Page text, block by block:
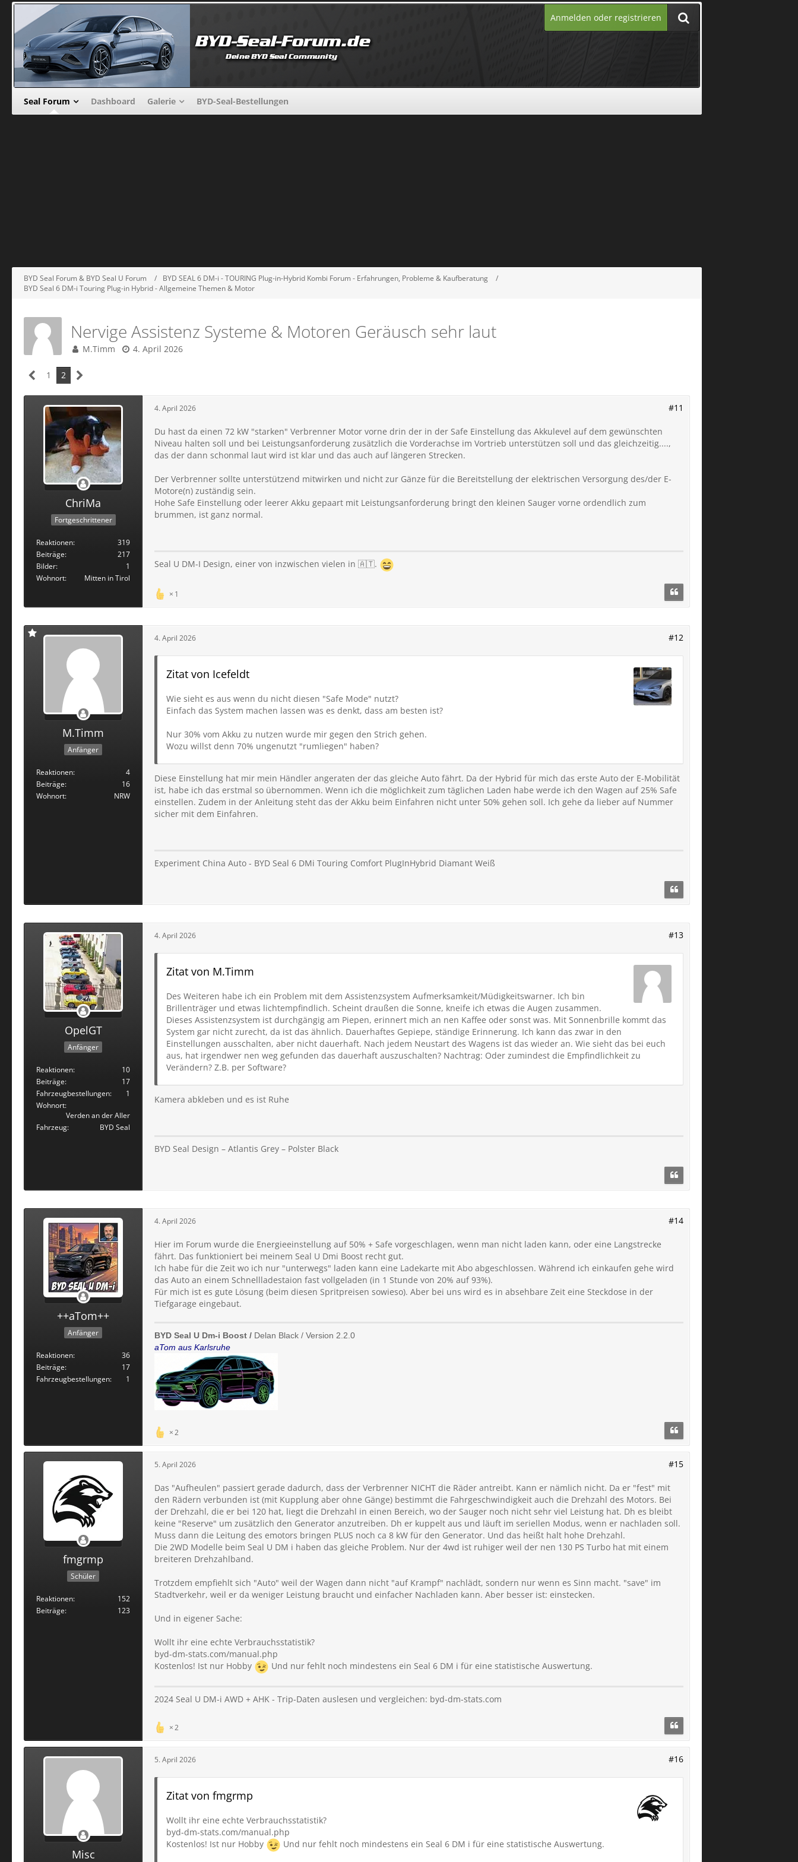
Anmelden oder registrieren
Seal Forum Dashboard Galerie BYD-Seal-Bestellungen
BYD Seal Forum & BYD Seal U Forum
BYD SEAL 6 DM-i - TOURING Plug-in-Hybrid Kombi Forum - Erfahrungen, Probleme & Kaufberatung
BYD Seal 6 DM-i Touring Plug-in Hybrid - Allgemeine Themen & Motor
Nervige Assistenz Systeme & Motoren Geräusch sehr laut
M.Timm 4. April 2026
1 2
ChriMa
Fortgeschrittener
Reaktionen
319
Beiträge
217
Bilder
1
Wohnort
Mitten in Tirol
4. April 2026 #11
Du hast da einen 72 kW "starken" Verbrenner Motor vorne drin der in der Safe Einstellung das Akkulevel auf dem gewünschten
Niveau halten soll und bei Leistungsanforderung zusätzlich die Vorderachse im Vortrieb unterstützen soll und das gleichzeitig....,
das der dann schonmal laut wird ist klar und das auch auf längeren Strecken.
Der Verbrenner sollte unterstützend mitwirken und nicht zur Gänze für die Bereitstellung der elektrischen Versorgung des/der E-
Motore(n) zuständig sein.
Hohe Safe Einstellung oder leerer Akku gepaart mit Leistungsanforderung bringt den kleinen Sauger vorne ordendlich zum
brummen, ist ganz normal.
Seal U DM-I Design, einer von inzwischen vielen in 🇦🇹.
1
M.Timm
Anfänger
Reaktionen
4
Beiträge
16
Wohnort
NRW
4. April 2026 #12
Zitat von Icefeldt
Wie sieht es aus wenn du nicht diesen "Safe Mode" nutzt?
Einfach das System machen lassen was es denkt, dass am besten ist?
Nur 30% vom Akku zu nutzen wurde mir gegen den Strich gehen.
Wozu willst denn 70% ungenutzt "rumliegen" haben?
Diese Einstellung hat mir mein Händler angeraten der das gleiche Auto fährt. Da der Hybrid für mich das erste Auto der E-Mobilität
ist, habe ich das erstmal so übernommen. Wenn ich die möglichkeit zum täglichen Laden habe werde ich den Wagen auf 25% Safe
einstellen. Zudem in der Anleitung steht das der Akku beim Einfahren nicht unter 50% gehen soll. Ich gehe da lieber auf Nummer
sicher mit dem Einfahren.
Experiment China Auto - BYD Seal 6 DMi Touring Comfort PlugInHybrid Diamant Weiß
OpelGT
Anfänger
Reaktionen
10
Beiträge
17
Fahrzeugbestellungen
1
Wohnort
Verden an der Aller
Fahrzeug
BYD Seal
4. April 2026 #13
Zitat von M.Timm
Des Weiteren habe ich ein Problem mit dem Assistenzsystem Aufmerksamkeit/Müdigkeitswarner. Ich bin
Brillenträger und etwas lichtempfindlich. Scheint draußen die Sonne, kneife ich etwas die Augen zusammen.
Dieses Assistenzsystem ist durchgängig am Piepen, erinnert mich an nen Kaffee oder sonst was. Mit Sonnenbrille kommt das
System gar nicht zurecht, da ist das ähnlich. Dauerhaftes Gepiepe, ständige Erinnerung. Ich kann das zwar in den
Einstellungen ausschalten, aber nicht dauerhaft. Nach jedem Neustart des Wagens ist das wieder an. Wie sieht das bei euch
aus, hat irgendwer nen weg gefunden das dauerhaft auszuschalten? Nachtrag: Oder zumindest die Empfindlichkeit zu
Verändern? Z.B. per Software?
Kamera abkleben und es ist Ruhe
BYD Seal Design – Atlantis Grey – Polster Black
++aTom++
Anfänger
Reaktionen
36
Beiträge
17
Fahrzeugbestellungen
1
4. April 2026 #14
Hier im Forum wurde die Energieeinstellung auf 50% + Safe vorgeschlagen, wenn man nicht laden kann, oder eine Langstrecke
fährt. Das funktioniert bei meinem Seal U Dmi Boost recht gut.
Ich habe für die Zeit wo ich nur "unterwegs" laden kann eine Ladekarte mit Abo abgeschlossen. Während ich einkaufen gehe wird
das Auto an einem Schnellladestaion fast vollgeladen (in 1 Stunde von 20% auf 93%).
Für mich ist es gute Lösung (beim diesen Spritpreisen sowieso). Aber bei uns wird es in absehbare Zeit eine Steckdose in der
Tiefgarage eingebaut.
BYD Seal U Dm-i Boost / Delan Black / Version 2.2.0
aTom aus Karlsruhe
2
fmgrmp
Schüler
Reaktionen
152
Beiträge
123
5. April 2026 #15
Das "Aufheulen" passiert gerade dadurch, dass der Verbrenner NICHT die Räder antreibt. Kann er nämlich nicht. Da er "fest" mit
den Rädern verbunden ist (mit Kupplung aber ohne Gänge) bestimmt die Fahrgeschwindigkeit auch die Drehzahl des Motors. Bei
der Drehzahl, die er bei 120 hat, liegt die Drehzahl in einen Bereich, wo der Sauger noch nicht sehr viel Leistung hat. Dh es bleibt
keine "Reserve" um zusätzlich den Generator anzutreiben. Dh er kuppelt aus und läuft im seriellen Modus, wenn er nachladen soll.
Muss dann die Leitung des emotors bringen PLUS noch ca 8 kW für den Generator. Und das heißt halt hohe Drehzahl.
Die 2WD Modelle beim Seal U DM i haben das gleiche Problem. Nur der 4wd ist ruhiger weil der nen 130 PS Turbo hat mit einem
breiteren Drehzahlband.
Trotzdem empfiehlt sich "Auto" weil der Wagen dann nicht "auf Krampf" nachlädt, sondern nur wenn es Sinn macht. "save" im
Stadtverkehr, weil er da weniger Leistung braucht und einfacher Nachladen kann. Aber besser ist: einstecken.
Und in eigener Sache:
Wollt ihr eine echte Verbrauchsstatistik?
byd-dm-stats.com/manual.php
Kostenlos! Ist nur Hobby
Und nur fehlt noch mindestens ein Seal 6 DM i für eine statistische Auswertung.
2024 Seal U DM-i AWD + AHK - Trip-Daten auslesen und vergleichen: byd-dm-stats.com
2
Misc
5. April 2026 #16
Zitat von fmgrmp
Wollt ihr eine echte Verbrauchsstatistik?
byd-dm-stats.com/manual.php
Kostenlos! Ist nur Hobby
Und nur fehlt noch mindestens ein Seal 6 DM i für eine statistische Auswertung.